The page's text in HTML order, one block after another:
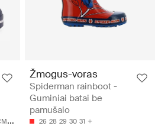
22/14.5CM 23/15.1CM
Žmogus-voras
Spiderman rainboot -
Guminiai batai be
pamušalo
26 28 29 30 31